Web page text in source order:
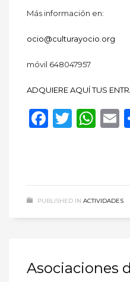
Más información en:
ocio@culturayocio.org
móvil 648047957
ADQUIERE AQUÍ TUS
PUBLISHED IN ACTIVIDADES
Asociaciones